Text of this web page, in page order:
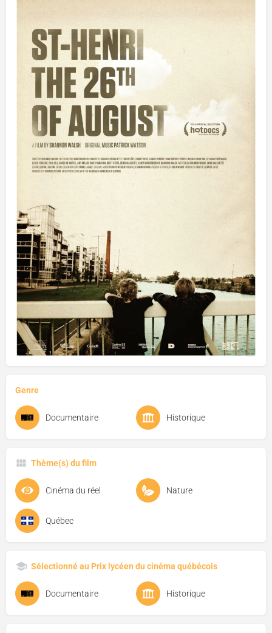
Genre
Documentaire Historique
Thème(s) du film
Cinéma du réel Nature
Québec
Sélectionné au Prix lycéen du cinéma québécois
Documentaire Historique